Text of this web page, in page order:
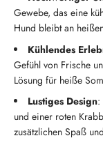
Gewebe, das eine
Hund bleibt an
Kühlendes
Gefühl von Frische
Lösung für heiße
Lustiges Design:
und einer roten
zusätzlichen Spaß